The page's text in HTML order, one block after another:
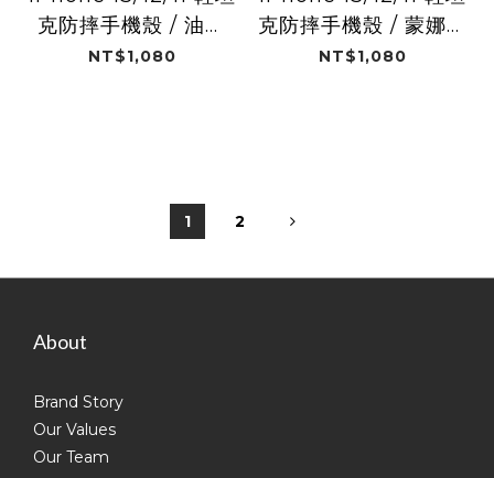
克防摔手機殼 / 油漆
(塗鴉拼貼)
NT$1,080
克防摔手機殼 / 蒙娜麗
莎 (塗鴉拼貼)
NT$1,080
1 2
About
Brand Story
Our Values
Our Team